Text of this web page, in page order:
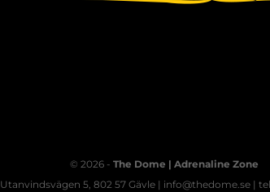
© 2026 - The Dome | Adrenaline Zone
Utanvindsvägen 5, 802 57 Gävle | info@thedome.se |